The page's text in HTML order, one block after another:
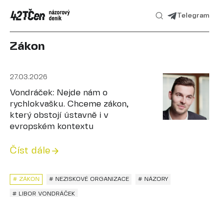
Telegram
Zákon
27.03.2026
Vondráček: Nejde nám o
rychlokvašku. Chceme zákon,
který obstojí ústavně i v
evropském kontextu
Číst dále
# NEZISKOVÉ ORGANIZACE
# ZÁKON # NÁZORY
# LIBOR VONDRÁČEK